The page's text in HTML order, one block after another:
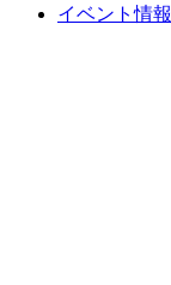
イベント情報